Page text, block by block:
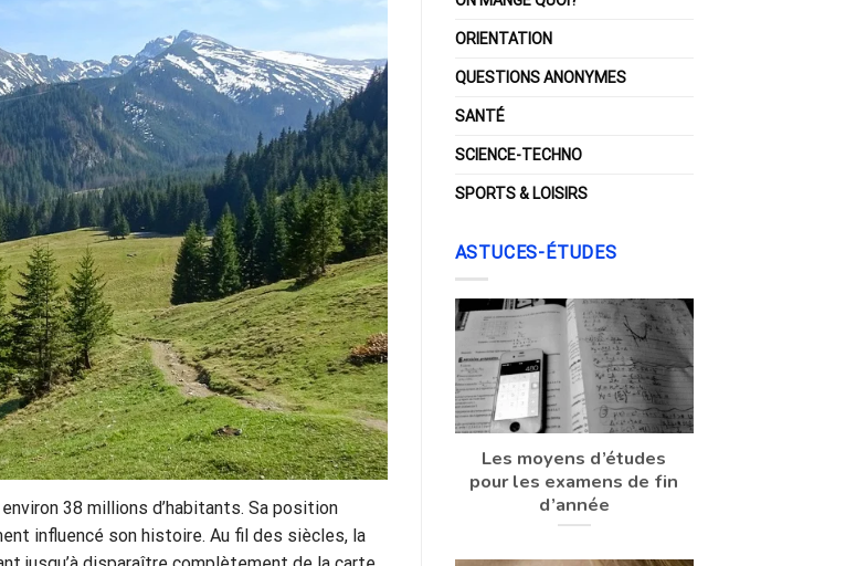
38 millions d’habitants. Sa position
influencé son histoire. Au fil des siècles, la
ORIENTATION
QUESTIONS ANONYMES
SANTÉ
SCIENCE-TECHNO
SPORTS & LOISIRS
ASTUCES-ÉTUDES
Les moyens d’études
pour les examens de fin
d’année